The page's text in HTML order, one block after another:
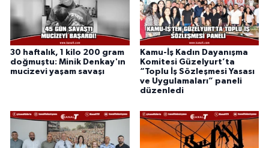
30 haftalık, 1 kilo 200 gram
doğmuştu: Minik Denkay'ın
mucizevi yaşam savaşı
Kamu-İş Kadın Dayanışma
Komitesi Güzelyurt’ta
“Toplu İş Sözleşmesi Yasası
ve Uygulamaları” paneli
düzenledi